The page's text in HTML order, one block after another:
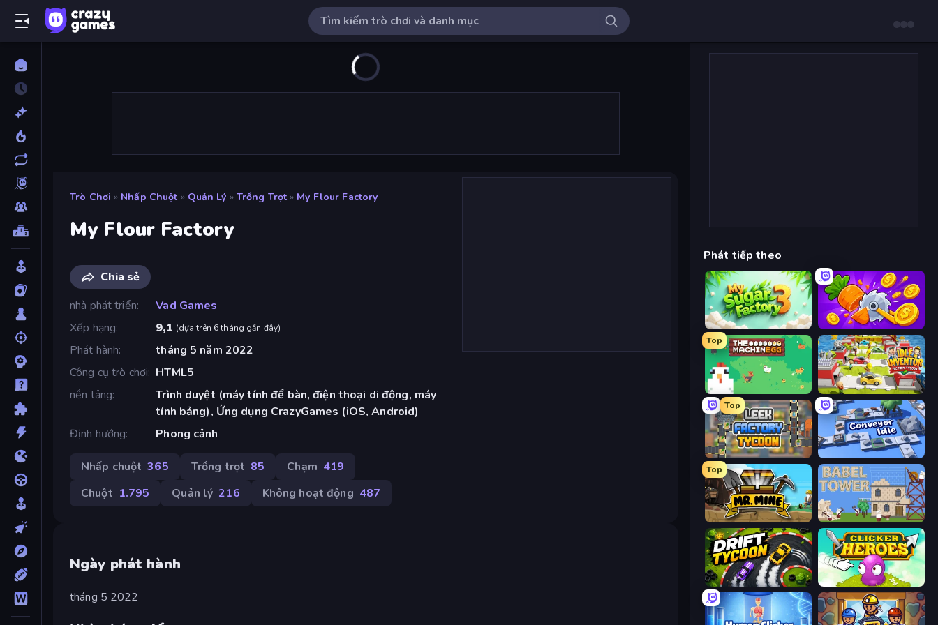
Trò Chơi » Nhấp Chuột » Quản Lý » Trồng Trọt » My Flour Factory
My Flour Factory
Chia sẻ
nhà phát triển
Vad Games
Xếp hạng
9,1 (dựa trên 6 tháng gần đây)
Phát hành
tháng 5 năm 2022
Công cụ trò chơi HTML5
nền tảng
Trình duyệt (máy tính để bàn, điện thoại di động, máy
tính bảng), Ứng dụng CrazyGames (iOS, Android)
Định hướng
Phong cảnh
Nhấp chuột 365 Trồng trọt 85 Chạm 419
Chuột 1.795 Quản lý 216 Không hoạt động 487
Ngày phát hành
tháng 5 2022
Phát tiếp theo
My Sugar Factory 3 Farm Ring Idle
Top
The MachinEGG Idle Inventor
Top
Leek Factory Tycoon Conveyor Idle
Top
Mr. Mine Babel Tower
Drift Tycoon Clicker Heroes